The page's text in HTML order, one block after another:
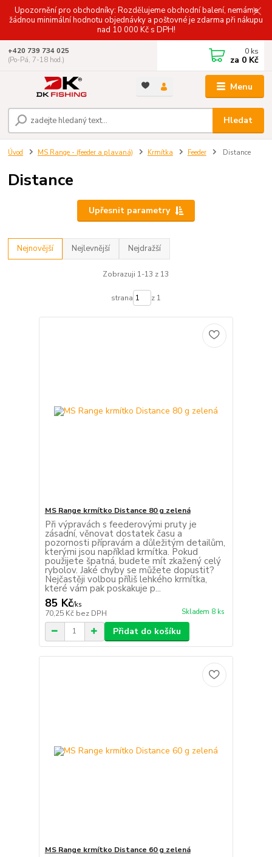
Upozornění pro obchodníky: Rozdělujeme obchodní balení, nemáme
žádnou minimální hodnotu objednávky a poštovné je zdarma při nákupu
nad 10 000 Kč s DPH!
Menu
Hledat
+420 739 734 025
(Po-Pá, 7-18 hod.)
0 ks
za 0 Kč
Úvod MS Range - (feeder a plavaná) Krmítka Feeder Distance
Distance
Upřesnit parametry
Nejnovější Nejlevnější Nejdražší
Zobrazuji 1-13 z 13
strana z 1
MS Range krmítko Distance 80 g zelená
Při výpravách s feederovými pruty je
zásadní, věnovat dostatek času a
pozornosti přípravám a důležitým detailům,
kterými jsou například krmítka. Pokud
použijete špatná, budete mít zkažený celý
rybolov. Jaké chyby se můžete dopustit?
Nejčastěji volbou příliš lehkého krmítka,
které vám pak poskakuje p...
85 Kč/ks
70,25 Kč bez DPH Skladem 8 ks
Přidat do košíku
MS Range krmítko Distance 60 g zelená